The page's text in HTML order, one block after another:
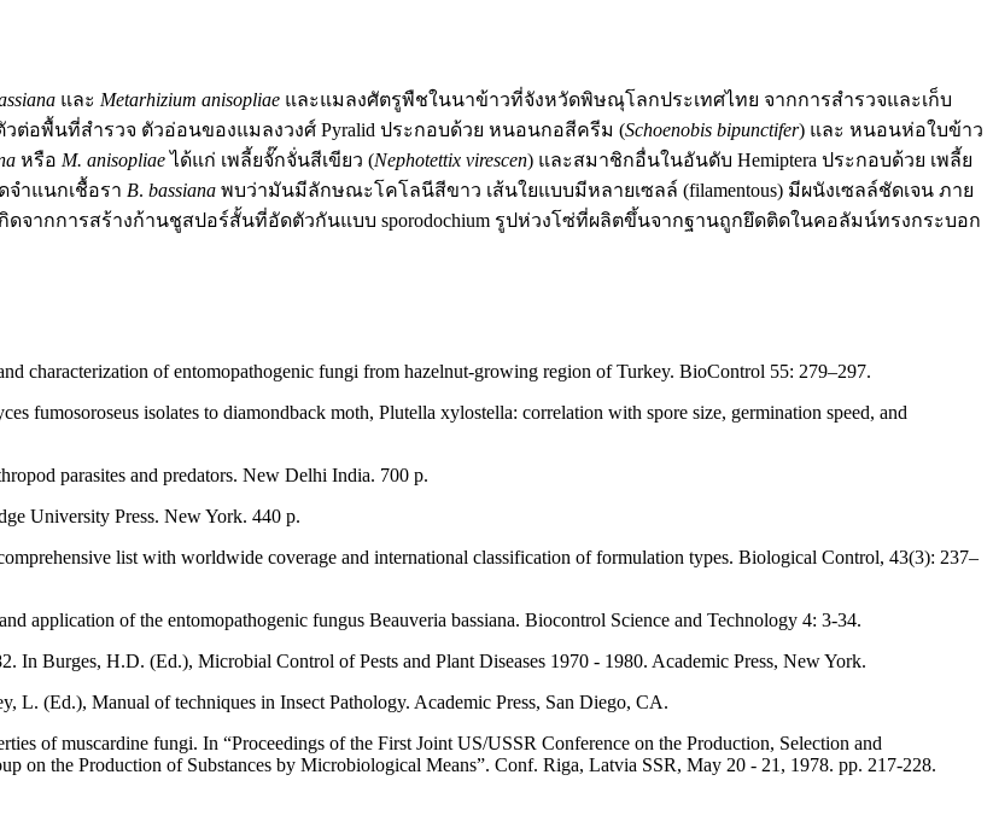
และ Metarhizium anisopliae และแมลงศัตรูพืชในนาข้าวที่จังหวัดพิษณุโลกประเทศไทย จากการสำรวจและเก็บ
ต่อพื้นที่สำรวจ ตัวอ่อนของแมลงวงศ์ Pyralid ประกอบด้วย หนอนกอสีครีม (Schoenobis bipunctifer) และ หนอนห่อใบข้าว
หรือ M. anisopliaeได้แก่ เพลี้ยจั๊กจั่นสีเขียว (Nephotettix virescen) และสมาชิกอื่นในอันดับ Hemiptera ประกอบด้วย เพลี้ย
จำแนกเชื้อรา B. bassiana พบว่ามันมีลักษณะโคโลนีสีขาว เส้นใยแบบมีหลายเซลล์ (filamentous) มีผนังเซลล์ชัดเจน ภาย
กิดจากการสร้างก้านชูสปอร์สั้นที่อัดตัวกันแบบ sporodochium รูปห่วงโซ่ที่ผลิตขึ้นจากฐานถูกยึดติดในคอลัมน์ทรงกระบอก
characterization of entomopathogenic fungi from hazelnut-growing region of Turkey. BioControl 55: 279–297.
fumosoroseus isolates to diamondback moth, Plutella xylostella: correlation with spore size, germination speed, and
parasites and predators. New Delhi India. 700 p.
University Press. New York. 440 p.
list with worldwide coverage and international classification of formulation types. Biological Control, 43(3): 237–
application of the entomopathogenic fungus Beauveria bassiana. Biocontrol Science and Technology 4: 3-34.
In Burges, H.D. (Ed.), Microbial Control of Pests and Plant Diseases 1970 - 1980. Academic Press, New York.
(Ed.), Manual of techniques in Insect Pathology. Academic Press, San Diego, CA.
of muscardine fungi. In “Proceedings of the First Joint US/USSR Conference on the Production, Selection and
on the Production of Substances by Microbiological Means”. Conf. Riga, Latvia SSR, May 20 - 21, 1978. pp. 217-228.